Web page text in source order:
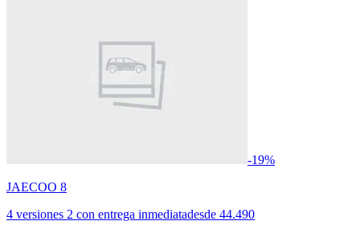
-19%
JAECOO 8
4 versiones 2 con entrega inmediatadesde 44.490